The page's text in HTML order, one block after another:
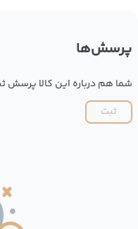
پرسش‌ها
شما هم درباره این کالا پرسش
ثبت